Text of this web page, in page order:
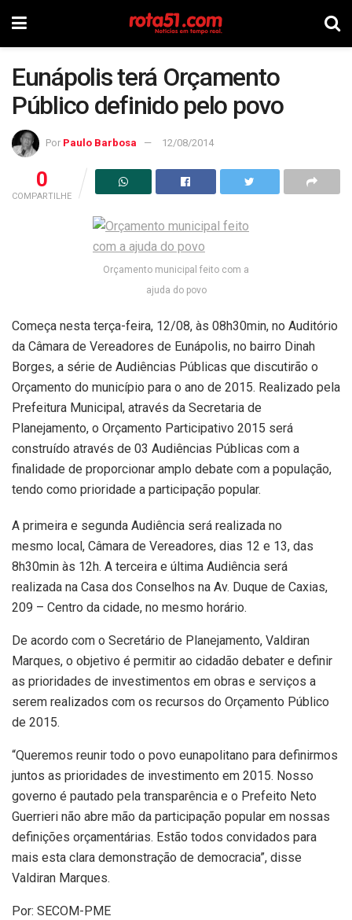
Eunápolis terá Orçamento
Público definido pelo povo
Por Paulo Barbosa 12/08/2014
0
COMPARTILHE
Orçamento municipal feito com a
ajuda do povo
Começa nesta terça-feira, 12/08, às 08h30min, no Auditório
da Câmara de Vereadores de Eunápolis, no bairro Dinah
Borges, a série de Audiências Públicas que discutirão o
Orçamento do município para o ano de 2015. Realizado pela
Prefeitura Municipal, através da Secretaria de
Planejamento, o Orçamento Participativo 2015 será
construído através de 03 Audiências Públicas com a
finalidade de proporcionar amplo debate com a população,
tendo como prioridade a participação popular.
A primeira e segunda Audiência será realizada no
mesmo local, Câmara de Vereadores, dias 12 e 13, das
8h30min às 12h. A terceira e última Audiência será
realizada na Casa dos Conselhos na Av. Duque de Caxias,
209 – Centro da cidade, no mesmo horário.
De acordo com o Secretário de Planejamento, Valdiran
Marques, o objetivo é permitir ao cidadão debater e definir
as prioridades de investimentos em obras e serviços a
serem realizados com os recursos do Orçamento Público
de 2015.
“Queremos reunir todo o povo eunapolitano para definirmos
juntos as prioridades de investimento em 2015. Nosso
governo é pautado pela transparência e o Prefeito Neto
Guerrieri não abre mão da participação popular em nossas
definições orçamentárias. Estão todos convidados para
mais esta clara demonstração de democracia”, disse
Valdiran Marques.
Por: SECOM-PME